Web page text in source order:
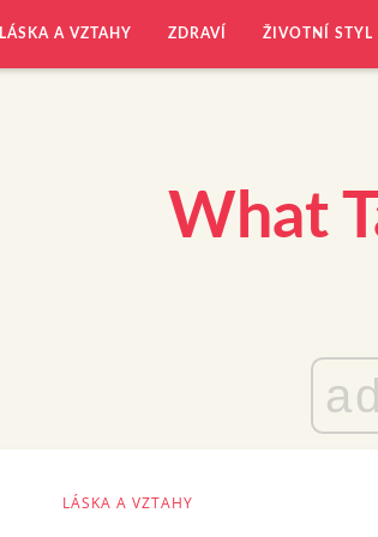
LÁSKA A VZTAHY ZDRAVÍ ŽIVOTNÍ STYL
What
ad
LÁSKA A VZTAHY